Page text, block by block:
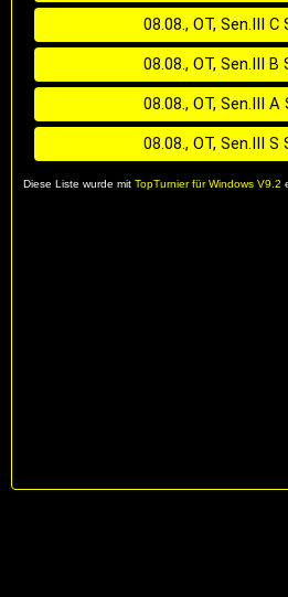
08.08., OT, Sen.III C
08.08., OT, Sen.III B
08.08., OT, Sen.III A
08.08., OT, Sen.III S
Diese Liste wurde mit TopTurnier für Windows V9.2